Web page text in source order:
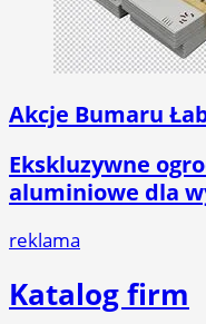
Akcje Bumaru
Ekskluzywne
aluminiowe dla
reklama
Katalog firm